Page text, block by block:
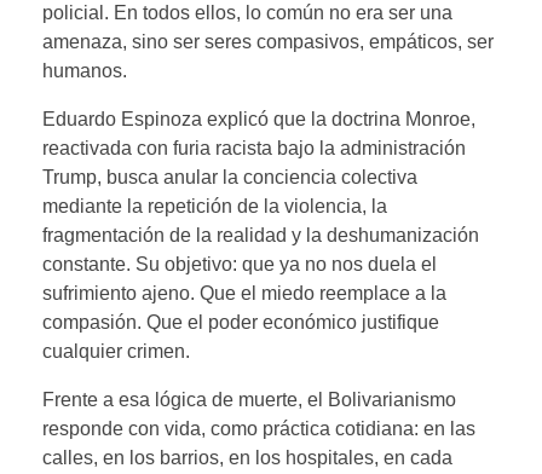
policial. En todos ellos, lo común no era ser una
amenaza, sino ser seres compasivos, empáticos, ser
humanos.
Eduardo Espinoza explicó que la doctrina Monroe,
reactivada con furia racista bajo la administración
Trump, busca anular la conciencia colectiva
mediante la repetición de la violencia, la
fragmentación de la realidad y la deshumanización
constante. Su objetivo: que ya no nos duela el
sufrimiento ajeno. Que el miedo reemplace a la
compasión. Que el poder económico justifique
cualquier crimen.
Frente a esa lógica de muerte, el Bolivarianismo
responde con vida, como práctica cotidiana: en las
calles, en los barrios, en los hospitales, en cada